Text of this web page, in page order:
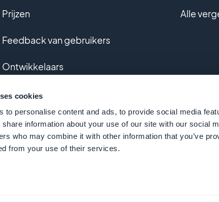
cookies
to personalise content and ads, to provide social media
information about your use of our site with our social
who may combine it with other information that you’ve
from your use of their services.
Prijzen
Feedback van gebruikers
Ontwikkelaars
Gepersonaliseerde ontwikkeling
Woordenlijst
Alle